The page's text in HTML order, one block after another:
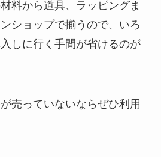
料から道具、ラッピングま
ショップで揃うので、いろ
しに行く手間が省けるのが
売っていないならぜひ利用